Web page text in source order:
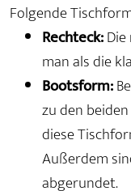
Folgende
Rechteck:
man als die
Bootsform:
zu den
diese
Außerdem
abgerundet.